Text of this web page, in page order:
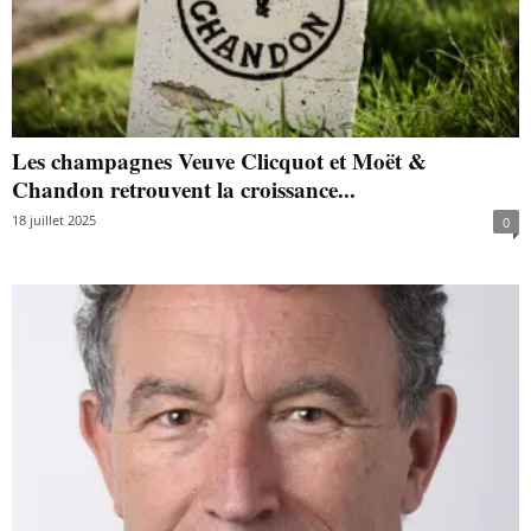
Les champagnes Veuve Clicquot et Moët &
Chandon retrouvent la croissance...
18 juillet 2025 0